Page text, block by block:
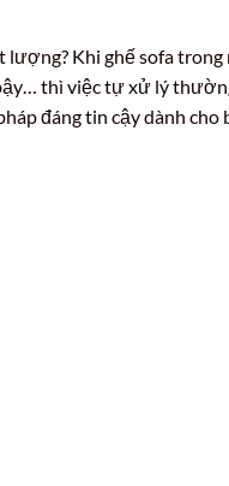
Khi ghế sofa trong
thì việc tự xử lý
đáng tin cậy dành cho